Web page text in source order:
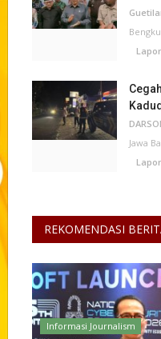
Jawa
REKOMENDASI
Informasi Journalism